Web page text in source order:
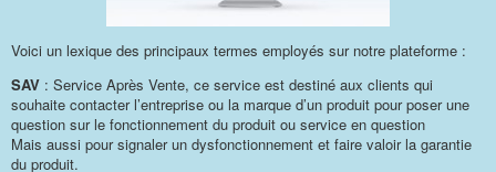
Voici un lexique des principaux termes employés sur notre plateforme :
SAV : Service Après Vente, ce service est destiné aux clients qui
souhaite contacter l’entreprise ou la marque d’un produit pour poser une
question sur le fonctionnement du produit ou service en question
Mais aussi pour signaler un dysfonctionnement et faire valoir la garantie
du produit.